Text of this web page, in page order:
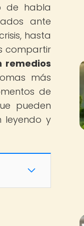
de habla
ante
hasta
compartir
remedios
más
de
pueden
leyendo y